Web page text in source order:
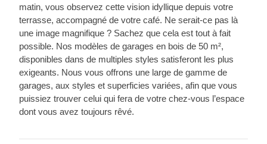
matin, vous observez cette vision idyllique depuis votre
terrasse, accompagné de votre café. Ne serait-ce pas là
une image magnifique ? Sachez que cela est tout à fait
possible. Nos modèles de garages en bois de 50 m²,
disponibles dans de multiples styles satisferont les plus
exigeants. Nous vous offrons une large de gamme de
garages, aux styles et superficies variées, afin que vous
puissiez trouver celui qui fera de votre chez-vous l’espace
dont vous avez toujours rêvé.